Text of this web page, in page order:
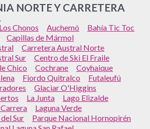
NORTE Y CARRETERA
Chonos Auchemó
Bahía Tic Toc
Capillas de Mármol
Carretera Austral Norte
Sur
Centro de Ski El Fraile
Chico Cochrane
Coyhaique
Fiordo Quitralco
Futaleufú
Glaciar O'Higgins
La Junta
Lago Elizalde
Laguna Verde
Sur
Parque Nacional Hornopirén